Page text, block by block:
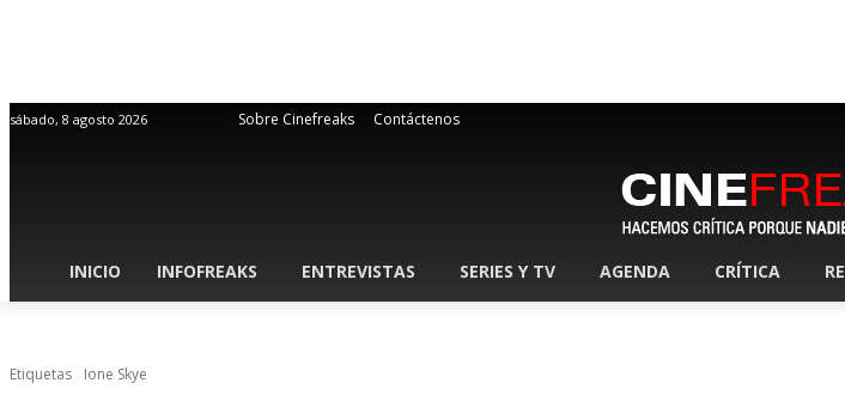
sábado, 8 agosto 2026 Sobre Cinefreaks Contáctenos
INICIO INFOFREAKS ENTREVISTAS SERIES Y TV AGENDA CRÍTICA
Etiquetas Ione Skye